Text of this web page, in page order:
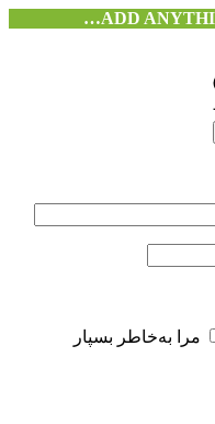
ADD
مرا به‌خاطر بسپار